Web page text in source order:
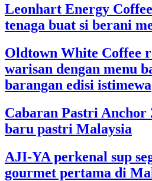
Leonhart Energy
tenaga buat si berani
Oldtown White Coffee
warisan dengan menu
barangan edisi istimewa
Cabaran Pastri Anchor
baru pastri Malaysia
AJI-YA perkenal sup
gourmet pertama di